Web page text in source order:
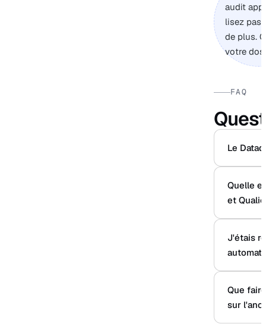
audit
lisez pas
de plus.
votre
FAQ
Le
Quelle
et
J'étais
Que
sur